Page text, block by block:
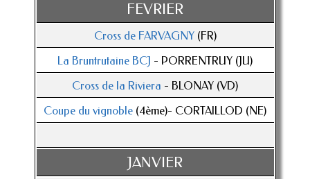
FEVRIER
Cross de FARVAGNY(FR)
La Bruntrutaine BCJ - PORRENTRUY (JU)
Cross de la Riviera - BLONAY (VD)
Coupe du vignoble (4ème)- CORTAILLOD (NE)
JANVIER